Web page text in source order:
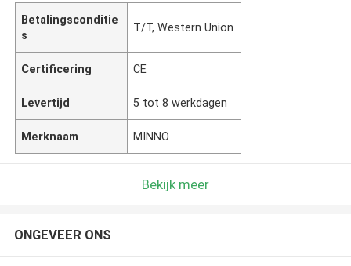
Betalingsconditie
s
T/T, Western Union
Certificering CE
Levertijd 5 tot 8 werkdagen
Merknaam MINNO
Bekijk meer
ONGEVEER ONS